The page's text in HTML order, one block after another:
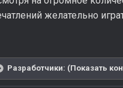
желательно
Разработчики: (Показать